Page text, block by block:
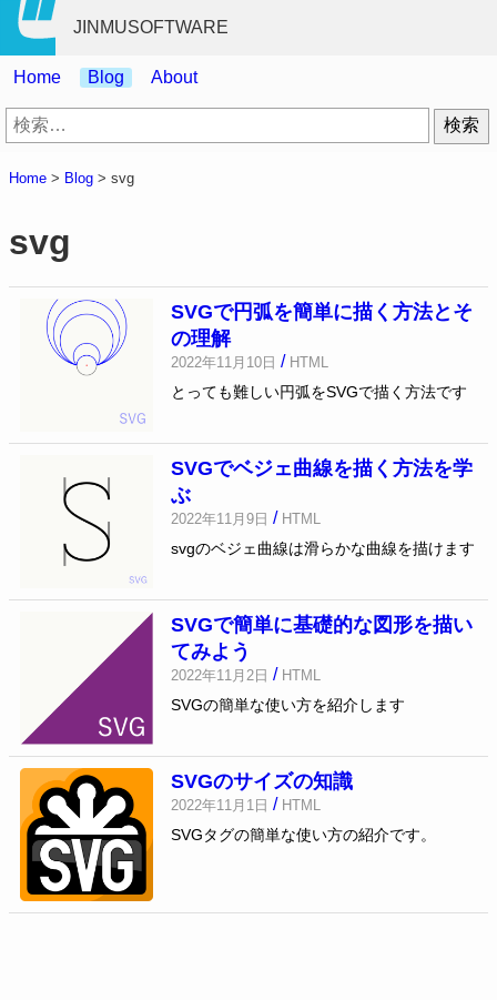
JINMUSOFTWARE
Home Blog About
検
索:
Home > Blog > svg
svg
SVGで円弧を簡単に描く方法とそ
の理解
2022年11月10日 / HTML
とっても難しい円弧をSVGで描く方法です
SVGでベジェ曲線を描く方法を学
ぶ
2022年11月9日 / HTML
svgのベジェ曲線は滑らかな曲線を描けます
SVGで簡単に基礎的な図形を描い
てみよう
2022年11月2日 / HTML
SVGの簡単な使い方を紹介します
SVGのサイズの知識
2022年11月1日 / HTML
SVGタグの簡単な使い方の紹介です。